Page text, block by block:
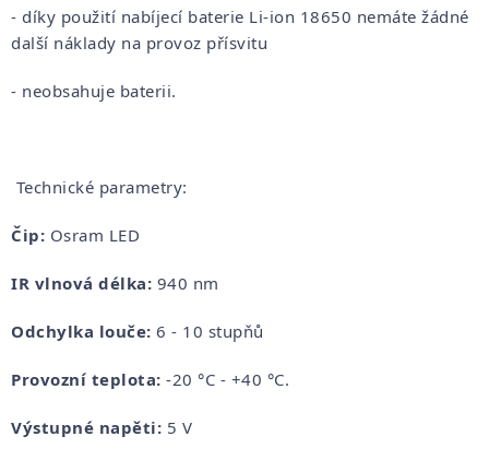
- díky použití nabíjecí baterie Li-ion 18650 nemáte žádné
další náklady na provoz přísvitu
- neobsahuje baterii.
Technické parametry:
Čip: Osram LED
IR vlnová délka: 940 nm
Odchylka louče: 6 - 10 stupňů
Provozní teplota: -20 °С - +40 °С.
Výstupné napěti: 5 V